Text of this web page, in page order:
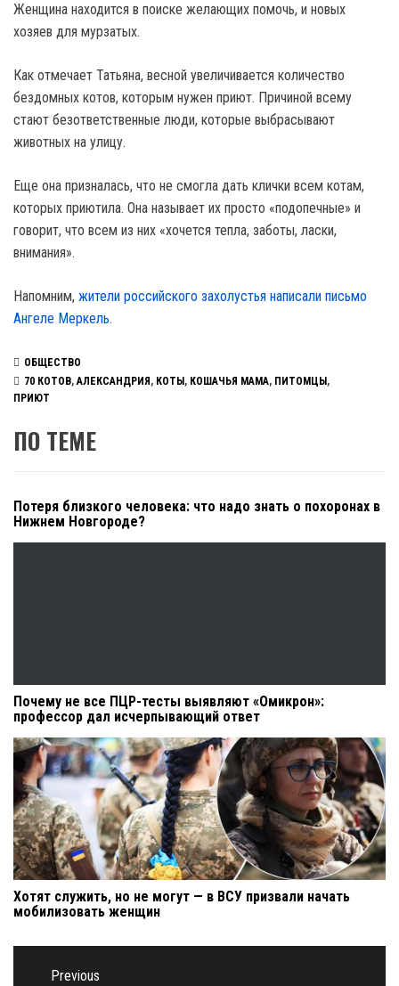
Женщина находится в поиске желающих помочь, и новых
хозяев для мурзатых.
Как отмечает Татьяна, весной увеличивается количество
бездомных котов, которым нужен приют. Причиной всему
стают безответственные люди, которые выбрасывают
животных на улицу.
Еще она призналась, что не смогла дать клички всем котам,
которых приютила. Она называет их просто «подопечные» и
говорит, что всем из них «хочется тепла, заботы, ласки,
внимания».
Напомним, жители российского захолустья написали письмо
Ангеле Меркель.
ОБЩЕСТВО
70 КОТОВ,АЛЕКСАНДРИЯ , КОТЫ , КОШАЧЬЯ МАМА, ПИТОМЦЫ ,
ПРИЮТ
ПО ТЕМЕ
Потеря близкого человека: что надо знать о похоронах в
Нижнем Новгороде?
Почему не все ПЦР-тесты выявляют «Омикрон»:
профессор дал исчерпывающий ответ
Хотят служить, но не могут — в ВСУ призвали начать
мобилизовать женщин
Навигация
Previous